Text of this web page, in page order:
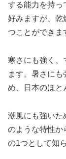
する能力を持っ
好みますが、乾
つことができま
寒さにも強く、
ます。暑さに
め、日本のほと
潮風にも強いた
のような特性か
の1つとして知